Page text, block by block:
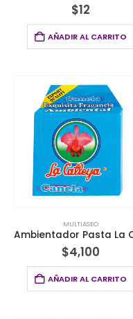
$12
AÑADIR AL CARRITO
MULTIASEO
$4,100
AÑADIR AL CARRITO